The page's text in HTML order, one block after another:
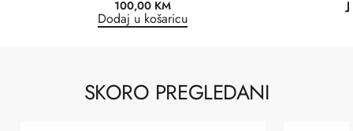
100,00 KM
Dodaj u košaricu
SKORO PREGLEDANI